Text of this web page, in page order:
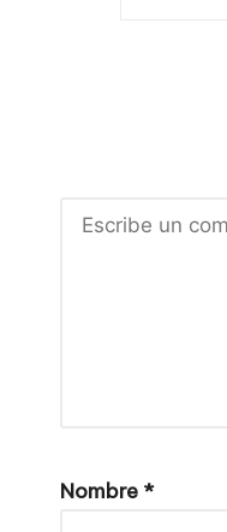
Nombre *